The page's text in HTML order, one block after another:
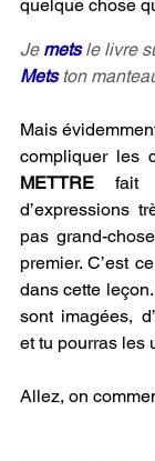
quelque chose
Je mets le livre
Mets ton
Mais
METTRE fait
d’expressions
pas grand-
premier. C’est
dans cette
sont imagées,
Allez, on